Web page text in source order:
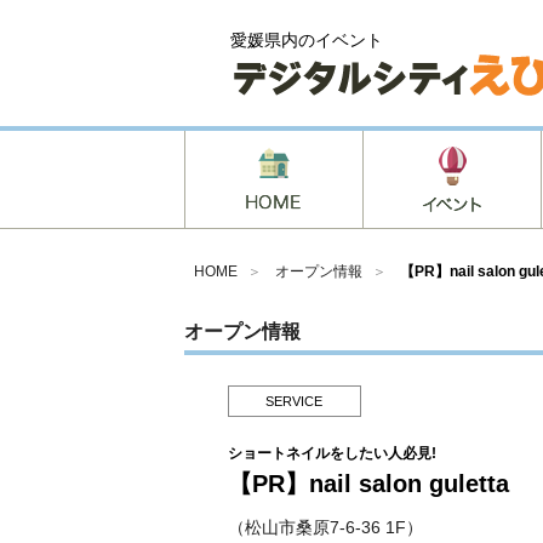
愛媛県内のイベント
HOME ＞ オープン情報 ＞ 【PR】nail salon
オープン情報
SERVICE
ショートネイルをしたい人必見!
【PR】nail salon guletta
（松山市桑原7-6-36 1F）